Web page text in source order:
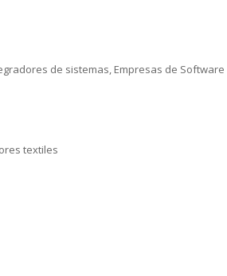
de sistemas, Empresas de Software
textiles